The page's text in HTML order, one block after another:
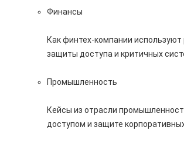
Финансы
Как финтех-компании
защиты доступа и критичных
Промышленность
Кейсы из отрасли
доступом и защите